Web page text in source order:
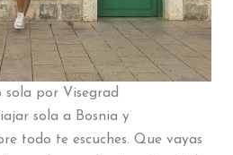
sola por Visegrad
sola a Bosnia y
todo te escuches. Que vayas